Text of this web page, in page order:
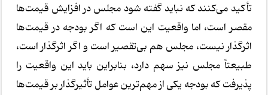
تأکید می‌کنند که نباید گفته شود مجلس در افزایش قیمت‌ها
مقصر است، اما واقعیت این است که اگر بودجه در قیمت‌ها
اثرگذار نیست، مجلس هم بی‌تقصیر است و اگر اثرگذار است،
طبیعتاً مجلس نیز سهم دارد، بنابراین باید این واقعیت را
پذیرفت که بودجه یکی از مهم‌ترین عوامل تأثیرگذار بر قیمت‌ها